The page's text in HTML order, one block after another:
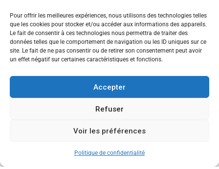
Pour offrir les meilleures expériences, nous utilisons des technologies telles
que les cookies pour stocker et/ou accéder aux informations des appareils.
Le fait de consentir à ces technologies nous permettra de traiter des
données telles que le comportement de navigation ou les ID uniques sur ce
site. Le fait de ne pas consentir ou de retirer son consentement peut avoir
un effet négatif sur certaines caractéristiques et fonctions.
Accepter
Refuser
Voir les préférences
Politique de confidentialité
Soirée
Sortie découverte
Tau
Voyage
CANDIDATEZ MAINTENANT